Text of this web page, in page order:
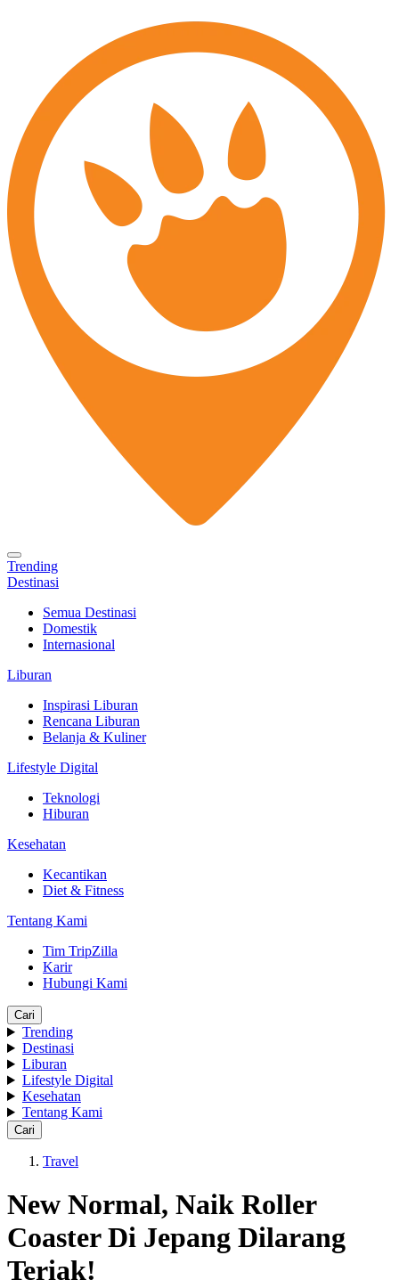
Trending
Destinasi
Semua Destinasi
Domestik
Internasional
Liburan
Inspirasi Liburan
Rencana Liburan
Belanja & Kuliner
Lifestyle Digital
Teknologi
Hiburan
Kesehatan
Kecantikan
Diet & Fitness
Tentang Kami
Tim TripZilla
Karir
Hubungi Kami
Cari
Trending
Destinasi
Liburan
Lifestyle Digital
Kesehatan
Tentang Kami
Cari
Travel
New Normal, Naik Roller
Coaster Di Jepang Dilarang
Teriak!